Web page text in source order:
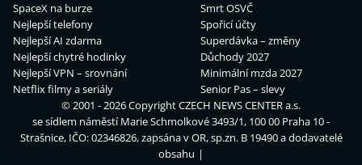
SpaceX na burze
Nejlepší telefony
Nejlepší AI zdarma
Nejlepší chytré hodinky
Nejlepší VPN – srovnání
Netflix filmy a seriály
Smrt OSVČ
Spořicí účty
Superdávka – změny
Důchody 2027
Minimální mzda 2027
Senior Pas – slevy
© 2001 - 2026 CopyrightCZECH NEWS CENTER a.s.
se sídlem náměstí Marie Schmolkové 3493/1, 100 00 Praha 10 -
Strašnice, IČO: 02346826, zapsána v OR, sp.zn. B 19490 a dodavatelé
obsahu